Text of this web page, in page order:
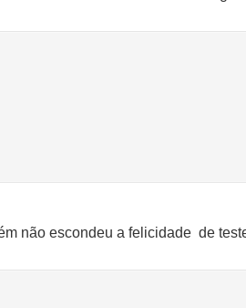
não escondeu a felicidade de